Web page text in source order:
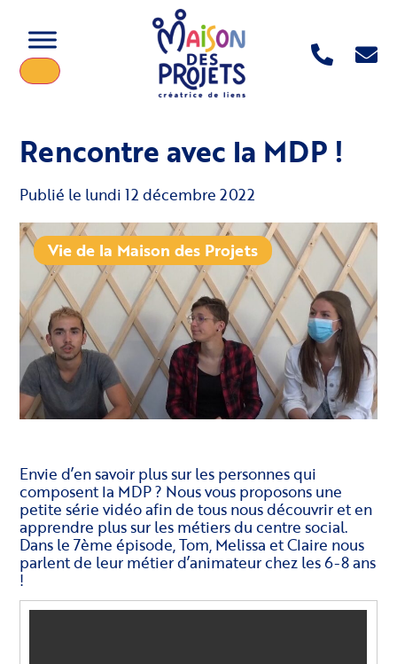
Rencontre avec la MDP !
Publié le lundi 12 décembre 2022
Vie de la Maison des Projets
Envie d’en savoir plus sur les personnes qui
composent la MDP ? Nous vous proposons une
petite série vidéo afin de tous nous découvrir et en
apprendre plus sur les métiers du centre social.
Dans le 7ème épisode, Tom, Melissa et Claire nous
parlent de leur métier d’animateur chez les 6-8 ans
!